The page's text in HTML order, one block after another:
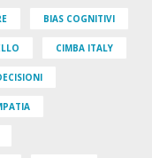
BIAS COGNITIVI
CIMBA ITALY